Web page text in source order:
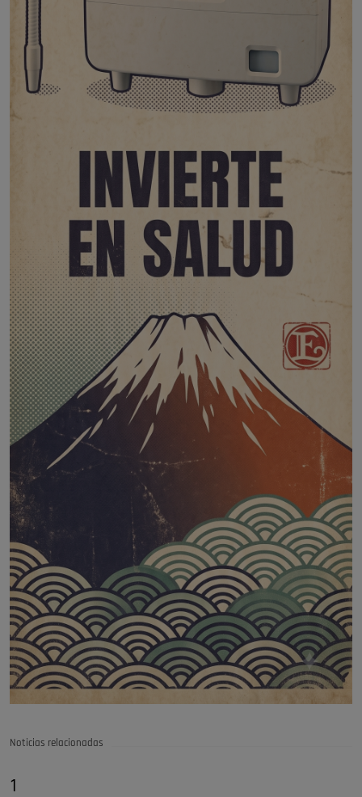
Noticias relacionadas
1